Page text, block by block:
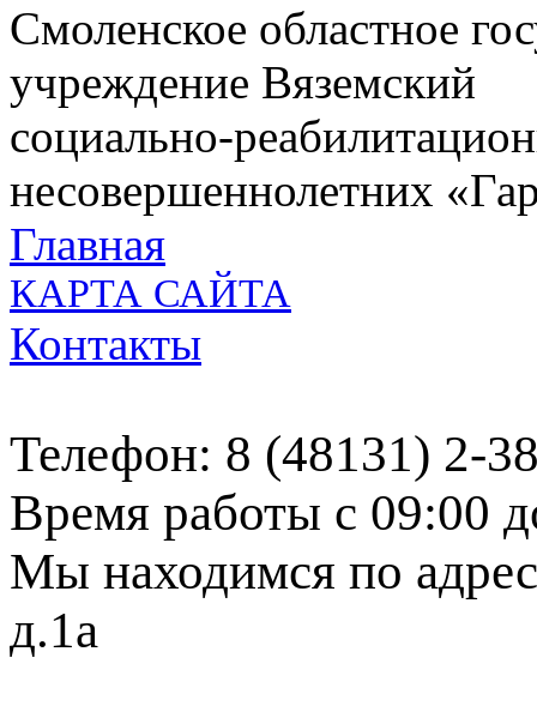
Смоленское областное
учреждение Вяземский
социально-
несовершеннолетних
Главная
КАРТА САЙТА
Контакты
Телефон: 8 (48131) 2-
Время работы с 09:00
Мы находимся по
д.1а